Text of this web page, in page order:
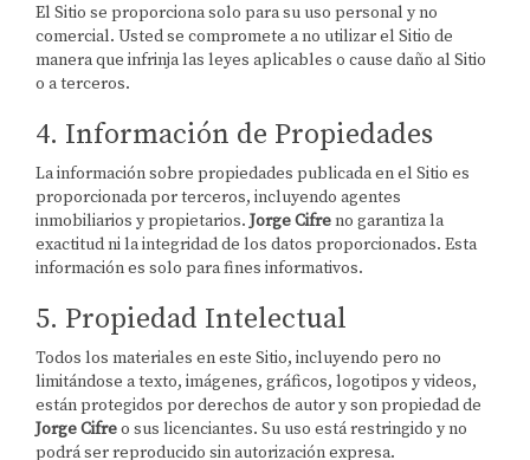
El Sitio se proporciona solo para su uso personal y no
comercial. Usted se compromete a no utilizar el Sitio de
manera que infrinja las leyes aplicables o cause daño al Sitio
o a terceros.
4. Información de Propiedades
La información sobre propiedades publicada en el Sitio es
proporcionada por terceros, incluyendo agentes
inmobiliarios y propietarios.Jorge Cifreno garantiza la
exactitud ni la integridad de los datos proporcionados. Esta
información es solo para fines informativos.
5. Propiedad Intelectual
Todos los materiales en este Sitio, incluyendo pero no
limitándose a texto, imágenes, gráficos, logotipos y videos,
están protegidos por derechos de autor y son propiedad de
Jorge Cifreo sus licenciantes. Su uso está restringido y no
podrá ser reproducido sin autorización expresa.